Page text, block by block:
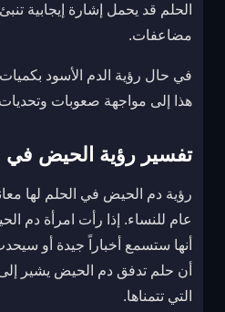
الحلم قد يحمل إشارة إيجابية
مضاعفات.
في حال رؤية الدم الأسود
هذا إلى مواجهة صعوبات وتحديات
تفسير رؤية الحيض في
رؤية دم الحيض في الحلم لها
عام للنساء. إذا رأت امرأة دم
أنها ستسمع أخباراً جيدة أو
أن حلم تدفق دم الحيض يشير إلى
التي تتمناها.